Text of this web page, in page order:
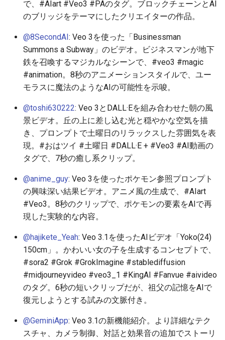
2026-06-12
2026-06-10
2026-06-09
2026-06-08
2026-06-07
2026-06-06
2026-06-05
2026-06-04
2026-06-02
2026-06-01
2026-05-31
2026-05-30
2025-11-27
2025-11-25
2025-11-24
2025-11-23
2025-11-22
2025-11-21
2025-11-20
2025-11-19
2025-11-17
2025-11-16
2025-11-15
2025-11-14
2026-06-12
2026-06-10
2026-06-09
2026-06-08
2026-06-07
2026-06-06
2026-06-05
2026-06-04
2026-06-02
2026-06-01
2026-05-31
2026-05-30
2025-11-27
2025-11-25
2025-11-24
2025-11-23
2025-11-22
2025-11-21
2025-11-20
2025-11-19
2025-11-17
2025-11-16
2025-11-15
2025-11-14
2026-06-09
2026-06-07
2026-06-06
2026-06-05
2026-06-04
2026-06-03
2026-06-02
2026-06-01
2026-05-30
2026-05-29
2026-05-28
2026-05-27
2025-11-27
2025-11-25
2025-11-24
2025-11-23
2025-11-22
2025-11-21
2025-11-20
2025-11-19
2025-11-17
2025-11-16
2025-11-15
2025-11-14
2026-06-10
2026-06-07
2026-06-06
2026-06-05
2026-06-04
2026-06-03
2026-06-02
2026-05-31
2026-05-29
2026-05-28
2026-05-27
2026-05-26
2026-06-12
2026-06-10
2026-06-09
2026-06-08
2026-06-07
2026-06-06
2026-06-05
2026-06-04
2026-06-02
2026-06-01
2026-05-31
2026-05-30
2026-06-06
2026-06-04
2026-06-03
2026-06-02
2026-06-01
2026-05-31
2026-05-30
で、#AIart #Veo3 #PAのタグ。ブロックチェーンとAI
のブリッジをテーマにしたクリエイターの作品。
@8SecondAI: Veo 3を使った「Businessman
Summons a Subway」のビデオ。ビジネスマンが地下
鉄を召喚するマジカルなシーンで、#veo3 #magic
#animation。8秒のアニメーションスタイルで、ユー
モラスに魔法のようなAIの可能性を示唆。
@toshi630222: Veo 3とDALL·Eを組み合わせた朝の風
景ビデオ。丘の上に差し込む光と穏やかな空気を描
き、プロンプトで土曜日のリラックスした雰囲気を表
現。#おはツイ #土曜日 #DALL·E + #Veo3 #AI動画の
タグで、7秒の癒し系クリップ。
@anime_guy: Veo 3を使ったポケモン参照プロンプト
の興味深い結果ビデオ。アニメ風の生成で、#AIart
#Veo3。8秒のクリップで、ポケモンの要素をAIで再
現した実験的な内容。
@hajikete_Yeah: Veo 3.1を使ったAIビデオ「Yoko(24)
150cm」。かわいい女の子を生成するコンセプトで、
#sora2 #Grok #GrokImagine #stablediffusion
#midjourneyvideo #veo3_1 #KingAI #Fanvue #aivideo
のタグ。6秒の短いクリップだが、祖父の記憶をAIで
復元しようとする試みの文脈付き。
@GeminiApp: Veo 3.1の新機能紹介。より詳細なテク
スチャ、カメラ制御、対話と効果音の追加でストーリ